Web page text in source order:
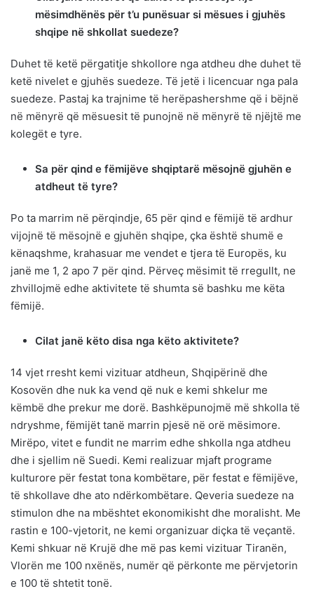
mësimdhënës për t’u punësuar si mësues i gjuhës
shqipe në shkollat suedeze?
Duhet të ketë përgatitje shkollore nga atdheu dhe duhet të
ketë nivelet e gjuhës suedeze. Të jetë i licencuar nga pala
suedeze. Pastaj ka trajnime të herëpashershme që i bëjnë
në mënyrë që mësuesit të punojnë në mënyrë të njëjtë me
kolegët e tyre.
Sa për qind e fëmijëve shqiptarë mësojnë gjuhën e
atdheut të tyre?
Po ta marrim në përqindje, 65 për qind e fëmijë të ardhur
vijojnë të mësojnë e gjuhën shqipe, çka është shumë e
kënaqshme, krahasuar me vendet e tjera të Europës, ku
janë me 1, 2 apo 7 për qind. Përveç mësimit të rregullt, ne
zhvillojmë edhe aktivitete të shumta së bashku me këta
fëmijë.
Cilat janë këto disa nga këto aktivitete?
14 vjet rresht kemi vizituar atdheun, Shqipërinë dhe
Kosovën dhe nuk ka vend që nuk e kemi shkelur me
këmbë dhe prekur me dorë. Bashkëpunojmë më shkolla të
ndryshme, fëmijët tanë marrin pjesë në orë mësimore.
Mirëpo, vitet e fundit ne marrim edhe shkolla nga atdheu
dhe i sjellim në Suedi. Kemi realizuar mjaft programe
kulturore për festat tona kombëtare, për festat e fëmijëve,
të shkollave dhe ato ndërkombëtare. Qeveria suedeze na
stimulon dhe na mbështet ekonomikisht dhe moralisht. Me
rastin e 100-vjetorit, ne kemi organizuar diçka të veçantë.
Kemi shkuar në Krujë dhe më pas kemi vizituar Tiranën,
Vlorën me 100 nxënës, numër që përkonte me përvjetorin
e 100 të shtetit tonë.